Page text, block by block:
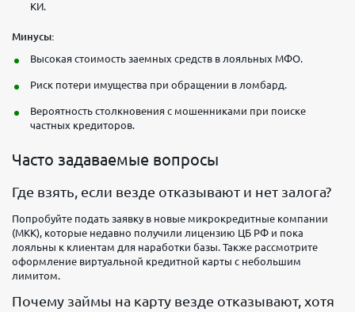
КИ.
Минусы:
Высокая стоимость заемных средств в лояльных МФО.
Риск потери имущества при обращении в ломбард.
Вероятность столкновения с мошенниками при поиске
частных кредиторов.
Часто задаваемые вопросы
Где взять, если везде отказывают и нет залога?
Попробуйте подать заявку в новые микрокредитные компании
(МКК), которые недавно получили лицензию ЦБ РФ и пока
лояльны к клиентам для наработки базы. Также рассмотрите
оформление виртуальной кредитной карты с небольшим
лимитом.
Почему займы на карту везде отказывают, хотя